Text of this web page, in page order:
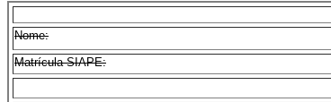
Nome:
Matrícula SIAPE: